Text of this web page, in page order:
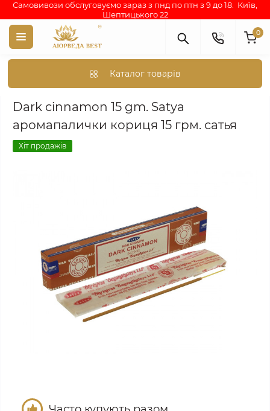
Самовивози обслуговуємо зараз з пнд по птн з 9 до 18. Київ,
Шептицького 22
0
Каталог товарів
Аюрведа каталог індійських товарів АРОМА ПАЛОЧКИ
Dark cinnamon 15 gm. Satya
аромапалички кориця 15 грм. сатья
Хіт продажів